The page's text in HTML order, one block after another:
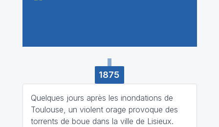
1875
Quelques jours après les inondations de
Toulouse, un violent orage provoque des
torrents de boue dans la ville de Lisieux.